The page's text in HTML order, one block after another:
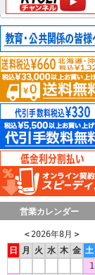
営業カレンダー
＜ 2026年8月 ＞
日
月 火 水 木 金 土
1